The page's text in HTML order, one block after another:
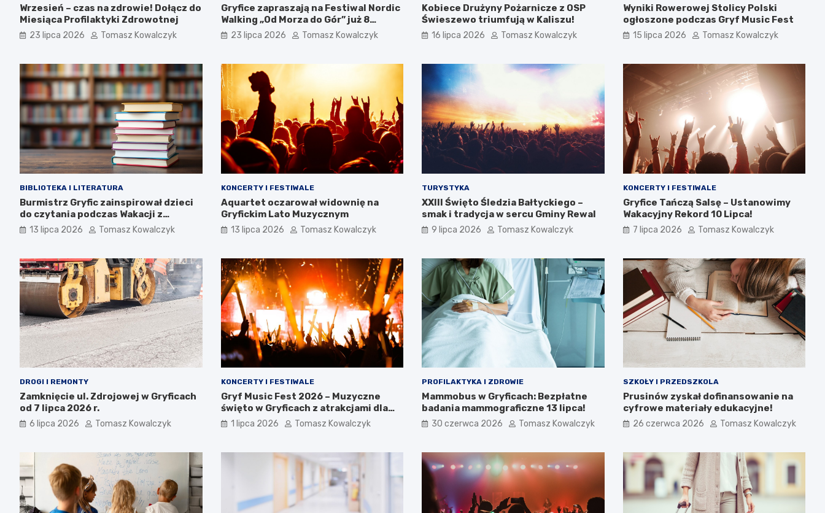
Wrzesień – czas na zdrowie! Dołącz do
Miesiąca Profilaktyki Zdrowotnej
23 lipca 2026 Tomasz Kowalczyk
Gryfice zapraszają na Festiwal Nordic
Walking „Od Morza do Gór” już 8
sierpnia!
23 lipca 2026 Tomasz Kowalczyk
Kobiece Drużyny Pożarnicze z OSP
Świeszewo triumfują w Kaliszu!
16 lipca 2026 Tomasz Kowalczyk
Wyniki Rowerowej Stolicy Polski
ogłoszone podczas Gryf Music Fest
15 lipca 2026 Tomasz Kowalczyk
BIBLIOTEKA I LITERATURA
Burmistrz Gryfic zainspirował dzieci
do czytania podczas Wakacji z
Biblioteką
13 lipca 2026 Tomasz Kowalczyk
KONCERTY I FESTIWALE
Aquartet oczarował widownię na
Gryfickim Lato Muzycznym
13 lipca 2026 Tomasz Kowalczyk
TURYSTYKA
XXIII Święto Śledzia Bałtyckiego –
smak i tradycja w sercu Gminy Rewal
9 lipca 2026 Tomasz Kowalczyk
KONCERTY I FESTIWALE
Gryfice Tańczą Salsę – Ustanowimy
Wakacyjny Rekord 10 Lipca!
7 lipca 2026 Tomasz Kowalczyk
DROGI I REMONTY
Zamknięcie ul. Zdrojowej w Gryficach
od 7 lipca 2026 r.
6 lipca 2026 Tomasz Kowalczyk
KONCERTY I FESTIWALE
Gryf Music Fest 2026 – Muzyczne
święto w Gryficach z atrakcjami dla
całej rodziny!
1 lipca 2026 Tomasz Kowalczyk
PROFILAKTYKA I ZDROWIE
Mammobus w Gryficach: Bezpłatne
badania mammograficzne 13 lipca!
30 czerwca 2026 Tomasz Kowalczyk
SZKOŁY I PRZEDSZKOLA
Prusinów zyskał dofinansowanie na
cyfrowe materiały edukacyjne!
26 czerwca 2026 Tomasz Kowalczyk